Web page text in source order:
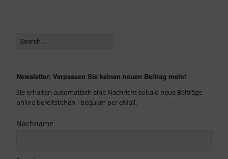
Newsletter: Verpassen Sie keinen neuen Beitrag mehr!
Sie erhalten automatisch eine Nachricht sobald neue Beiträge
online bereitstehen - bequem per eMail.
Nachname